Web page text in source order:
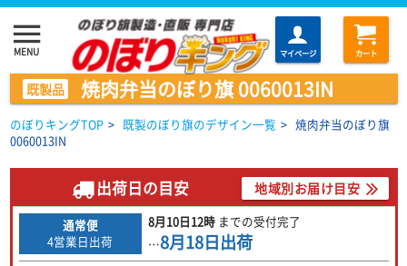
menu
MENU マイページ カート
既製品 焼肉弁当のぼり旗 0060013IN
のぼりキングTOP > 既製のぼり旗のデザイン一覧 > 焼肉弁当のぼり旗
0060013IN
出荷日の目安 地域別お届け目安
通常便
4営業日出荷
8月10日12時 までの受付完了
…8月18日出荷